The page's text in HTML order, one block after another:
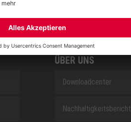
ÜBER UNS
Downloadcenter
Nachhaltigkeitsbericht